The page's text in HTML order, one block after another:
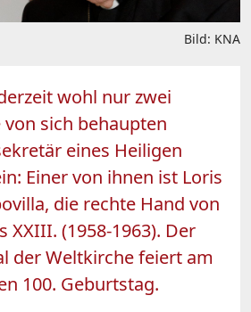
Bild: KNA
wohl nur zwei
von sich behaupten
eines Heiligen
Einer von ihnen ist Loris
die rechte Hand von
XXIII. (1958-1963). Der
der Weltkirche feiert am
100. Geburtstag.